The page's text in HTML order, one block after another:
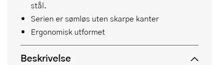
stål.
Serien er sømløs uten skarpe kanter
Ergonomisk utformet
Beskrivelse